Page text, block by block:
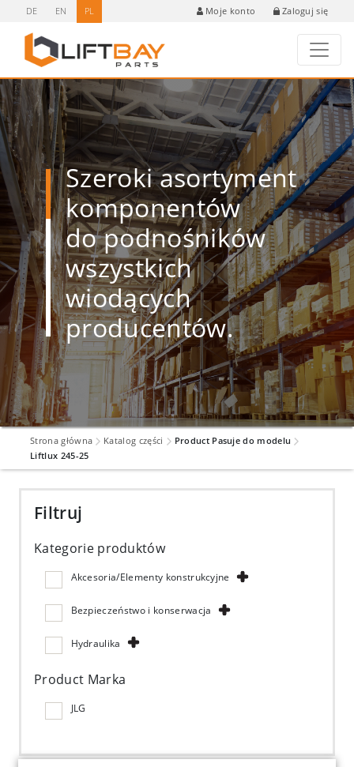
DE EN PL Moje konto Zaloguj się
Szeroki asortyment
komponentów
do podnośników
wszystkich
wiodących
producentów.
Strona główna Katalog części
Product Pasuje do modelu
Liftlux 245-25
Filtruj
Kategorie produktów
Akcesoria/Elementy konstrukcyjne
Bezpieczeństwo i konserwacja
Hydraulika
Product Marka
JLG